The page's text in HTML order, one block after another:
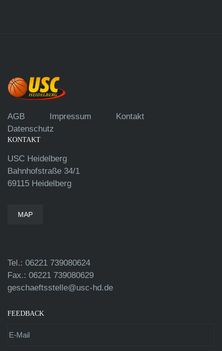
AGB Impressum
Kontakt
Datenschutz
KONTAKT
USC Heidelberg
Bahnhofstraße 34/1
69115 Heidelberg
MAP
Tel.: 06221 739080624
Fax.: 06221 739080629
geschaeftsstelle@usc-hd.de
FEEDBACK